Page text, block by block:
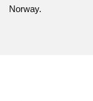
Norway.